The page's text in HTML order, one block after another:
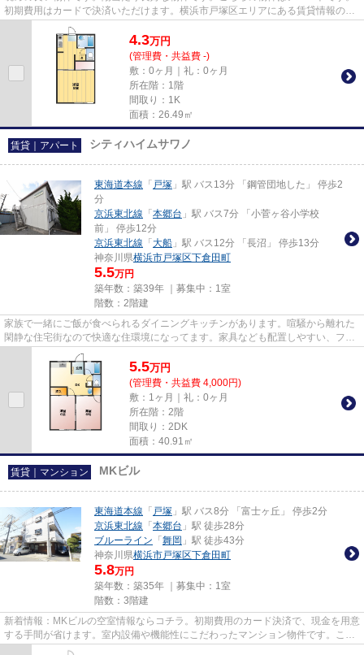
初期費用はカードで決済いただけます。横浜市戸塚区エリアにある賃貸情報のこ
となら、地域に密着した当社...
4.3万円
(管理費・共益費 -)
敷：0ヶ月｜礼：0ヶ月
所在階：1階
間取り：1K
面積：26.49㎡
賃貸｜アパート シティハイムサワノ
東海道本線 「 戸塚 」駅 バス13分 「鋼管団地した」 停歩2
分
京浜東北線 「 本郷台 」駅 バス7分 「小菅ヶ谷小学校
前」 停歩12分
京浜東北線 「 大船 」駅 バス12分 「長沼」 停歩13分
神奈川県横浜市戸塚区下倉田町
5.5万円
築年数：築39年 ｜募集中： 1室
階数：2階建
家族で一緒にご飯が食べられるダイニングキッチンがあります。喧騒から離れた
閑静な住宅街なので快適な住環境になってます。家具なども配置しやすい、フロ
ーリングとなっています。横...
5.5万円
(管理費・共益費 4,000円)
敷：1ヶ月｜礼：0ヶ月
所在階：2階
間取り：2DK
面積：40.91㎡
賃貸｜マンション MKビル
東海道本線 「 戸塚 」駅 バス8分 「富士ヶ丘」 停歩2分
京浜東北線 「 本郷台 」駅 徒歩28分
ブルーライン 「 舞岡 」駅 徒歩43分
神奈川県横浜市戸塚区下倉田町
5.8万円
築年数：築35年 ｜募集中： 1室
階数：3階建
新着情報：MKビルの空室情報ならコチラ。初期費用のカード決済で、現金を用意
する手間が省けます。室内設備や機能性にこだわったマンション物件です。こだ
わりたい条件などがあれば、0...